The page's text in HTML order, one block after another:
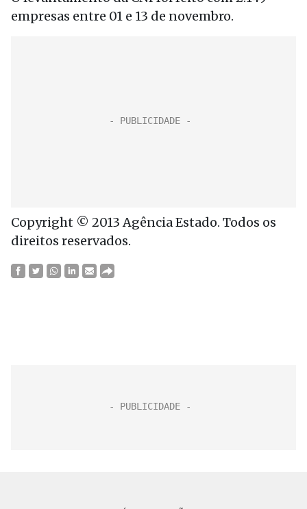
empresas entre 01 e 13 de novembro.
Copyright © 2013 Agência Estado. Todos os
direitos reservados.